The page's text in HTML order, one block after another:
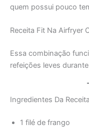
quem possui pouco
Receita Fit Na Airfryer
Essa combinação
refeições leves
Ingredientes Da
1 filé de frango